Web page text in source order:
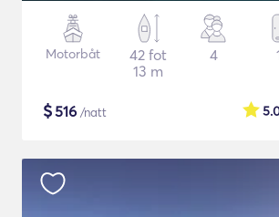
Motorbåt
42 fot
13 m
4
$516 /natt